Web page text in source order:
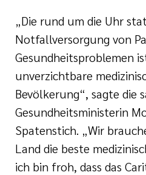
„Die rund um die Uhr
Notfallversorgung von
Gesundheitsproblemen
unverzichtbare
Bevölkerung“, sagte die
Gesundheitsministerin
Spatenstich. „Wir
Land die beste
ich bin froh, dass das